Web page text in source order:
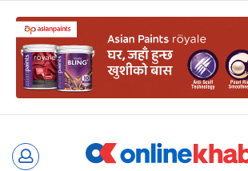
Skip